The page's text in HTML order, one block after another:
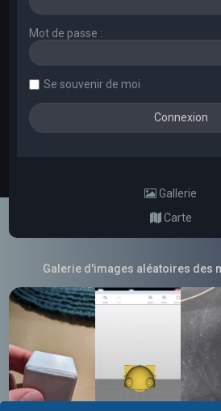
Mot de passe :
Se souvenir de moi
Gallerie
Carte
Galerie d'images aléatoires des